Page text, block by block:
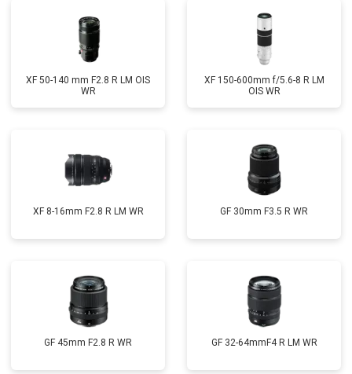
XF 50-140 mm F2.8 R LM OIS
WR
XF 150-600mm f/5.6-8 R LM
OIS WR
XF 8-16mm F2.8 R LM WR GF 30mm F3.5 R WR
GF 45mm F2.8 R WR GF 32-64mmF4 R LM WR